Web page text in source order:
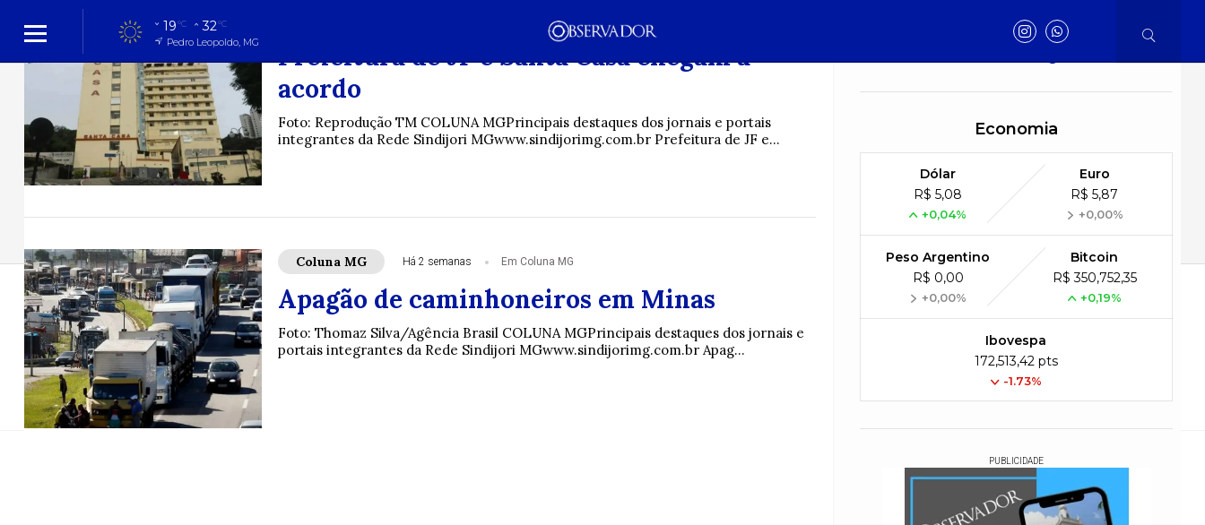
19°C 32°C
Pedro Leopoldo, MG
Cidades Cidades Política Entretenimento Tecnologia Dom Walmor Dr.Henrique Acidente
Justiça Direitos Humanos Coluna MG
Atingidos pelas chuvas terão restituição
Em Coluna MG
Prefeitura de JF e Santa Casa chegam a
acordo
Foto: Reprodução TM COLUNA MGPrincipais destaques dos jornais e portais
integrantes da Rede Sindijori MGwww.sindijorimg.com.br Prefeitura de JF e...
Coluna MG Há 2 semanas Em Coluna MG
Apagão de caminhoneiros em Minas
Foto: Thomaz Silva/Agência Brasil COLUNA MGPrincipais destaques dos jornais e
portais integrantes da Rede Sindijori MGwww.sindijorimg.com.br Apag...
Controle do colesterol deve começar na
Economia
Dólar
R$ 5,08
+0,04%
Euro
R$ 5,87
+0,00%
Peso Argentino
R$ 0,00
+0,00%
Bitcoin
R$ 350,752,35
+0,19%
Ibovespa
172,513,42 pts
-1.73%
PUBLICIDADE